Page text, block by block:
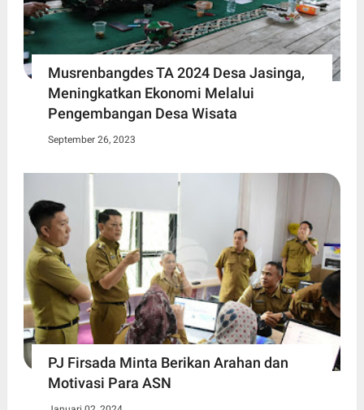
Musrenbangdes TA 2024 Desa Jasinga,
Meningkatkan Ekonomi Melalui
Pengembangan Desa Wisata
September 26, 2023
PJ Firsada Minta Berikan Arahan dan
Motivasi Para ASN